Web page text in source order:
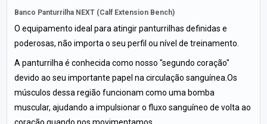
Banco Panturrilha NEXT (Calf Extension Bench)
O equipamento ideal para atingir panturrilhas definidas e
poderosas, não importa o seu perfil ou nível de treinamento.
A panturrilha é conhecida como nosso "segundo coração"
devido ao seu importante papel na circulação sanguínea.Os
músculos dessa região funcionam como uma bomba
muscular, ajudando a impulsionar o fluxo sanguíneo de volta ao